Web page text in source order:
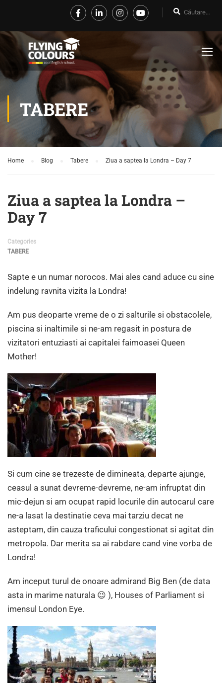
TABERE
Home Blog Tabere Ziua a saptea la Londra – Day 7
Ziua a saptea la Londra –
Day 7
Categories
TABERE
Sapte e un numar norocos. Mai ales cand aduce cu sine
indelung ravnita vizita la Londra!
Am pus deoparte vreme de o zi salturile si obstacolele,
piscina si inaltimile si ne-am regasit in postura de
vizitatori entuziasti ai capitalei faimoasei Queen
Mother!
Si cum cine se trezeste de dimineata, departe ajunge,
ceasul a sunat devreme-devreme, ne-am infruptat din
mic-dejun si am ocupat rapid locurile din autocarul care
ne-a lasat la destinatie ceva mai tarziu decat ne
asteptam, din cauza traficului congestionat si agitat din
metropola. Dar merita sa ai rabdare cand vine vorba de
Londra!
Am inceput turul de onoare admirand Big Ben (de data
asta in marime naturala 😉 ), Houses of Parliament si
imensul London Eye.